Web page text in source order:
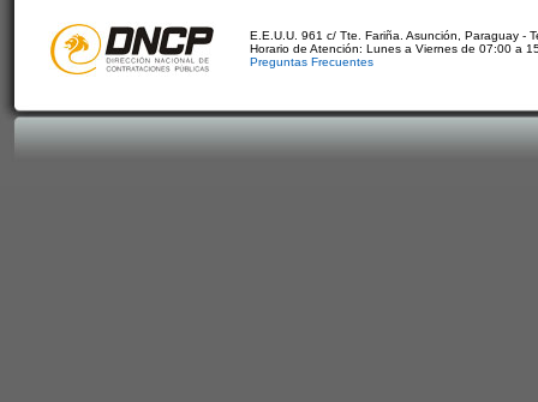
E.E.U.U. 961 c/ Tte. Fariña. Asunción, Paraguay -
Horario de Atención: Lunes a Viernes de 07:00 a
Preguntas Frecuentes